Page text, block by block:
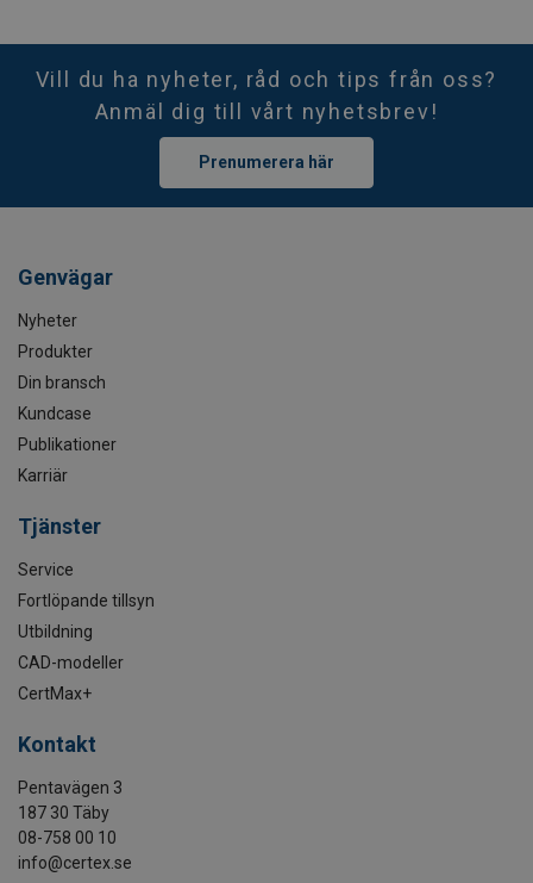
Vill du ha nyheter, råd och tips från oss?
Anmäl dig till vårt nyhetsbrev!
Prenumerera här
Genvägar
Nyheter
Produkter
Din bransch
Kundcase
Publikationer
Karriär
Tjänster
Service
Fortlöpande tillsyn
Utbildning
CAD-modeller
CertMax+
Kontakt
Pentavägen 3
187 30 Täby
08-758 00 10
info@certex.se